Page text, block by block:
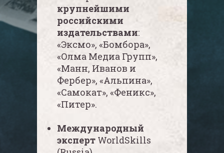
Групповая
консультация
На консультации вы
задать вопросы о том, к
крупнейшими
российскими
издательствами:
«Эксмо», «Бомбора»,
«Олма Медиа Групп»,
«Манн, Иванов и
Фербер», «Альпина»,
«Самокат», «Феникс»,
«Питер».
Международный
эксперт WorldSkills